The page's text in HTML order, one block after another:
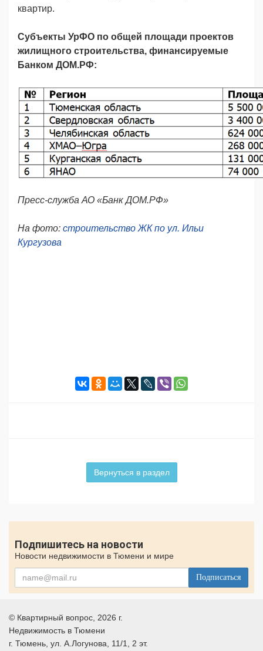
квартир.
Субъекты УрФО по общей площади проектов
жилищного строительства, финансируемые
Банком ДОМ.РФ:
Пресс-служба АО «Банк ДОМ.РФ»
На фото: строительство ЖК по ул. Ильи
Кургузова
Вернуться в раздел
Подпишитесь на новости
Новости недвижимости в Тюмени и мире
Подписаться
© Квартирный вопрос, 2026 г.
Недвижимость в Тюмени
г. Тюмень, ул. А.Логунова, 11/1, 2 эт.